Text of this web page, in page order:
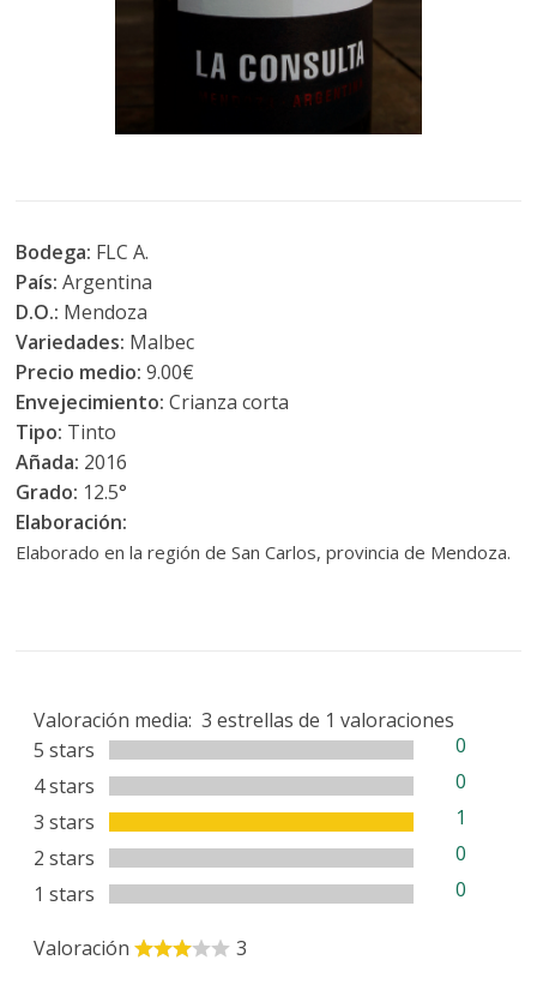
Bodega: FLC A.
País: Argentina
D.O.: Mendoza
Variedades: Malbec
Precio medio: 9.00€
Envejecimiento: Crianza corta
Tipo: Tinto
Añada: 2016
Grado: 12.5°
Elaboración:
Elaborado en la región de San Carlos, provincia de Mendoza.
Valoración media:
5 stars
0
4 stars
0
3 stars
1
2 stars
0
1 stars
0
3 estrellas de 1 valoraciones
Valoración 3